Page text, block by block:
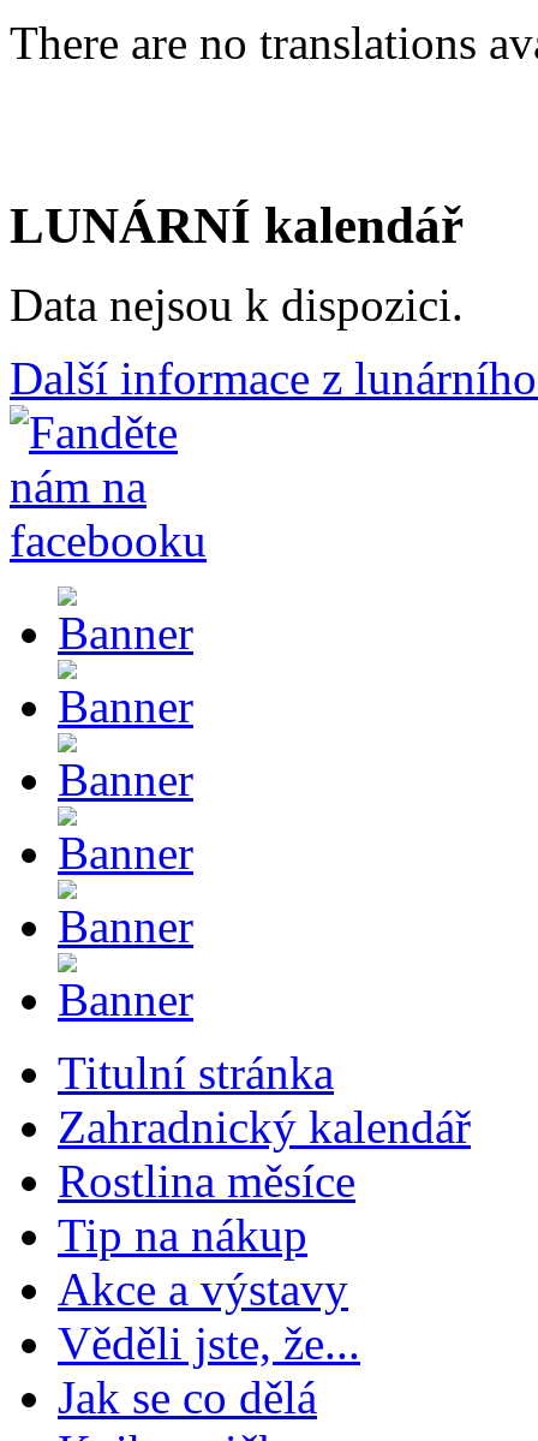
There are no translations
LUNÁRNÍ kalendář
Data nejsou k dispozici.
Další informace z
Titulní stránka
Zahradnický kalendář
Rostlina měsíce
Tip na nákup
Akce a výstavy
Věděli jste, že...
Jak se co dělá